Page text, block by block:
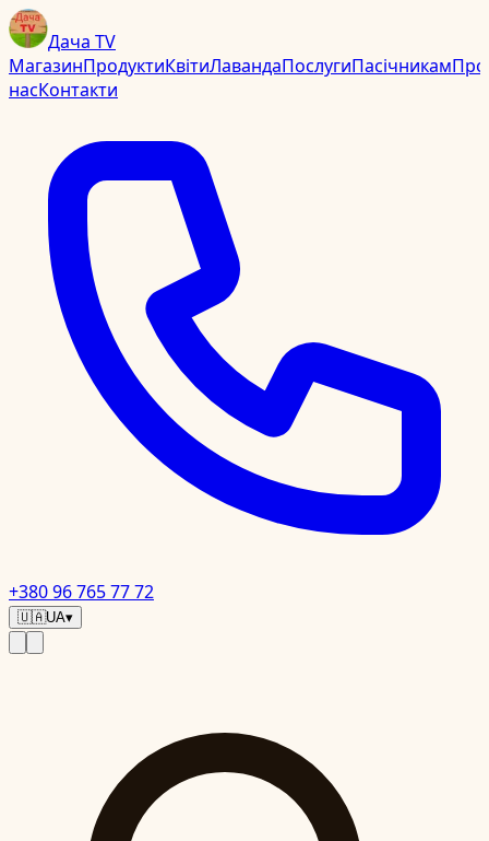
Дача TV
МагазинПродуктиКвітиЛавандаПослугиПасічникамПро
насКонтакти
+380 96 765 77 72
🇺🇦UA▾